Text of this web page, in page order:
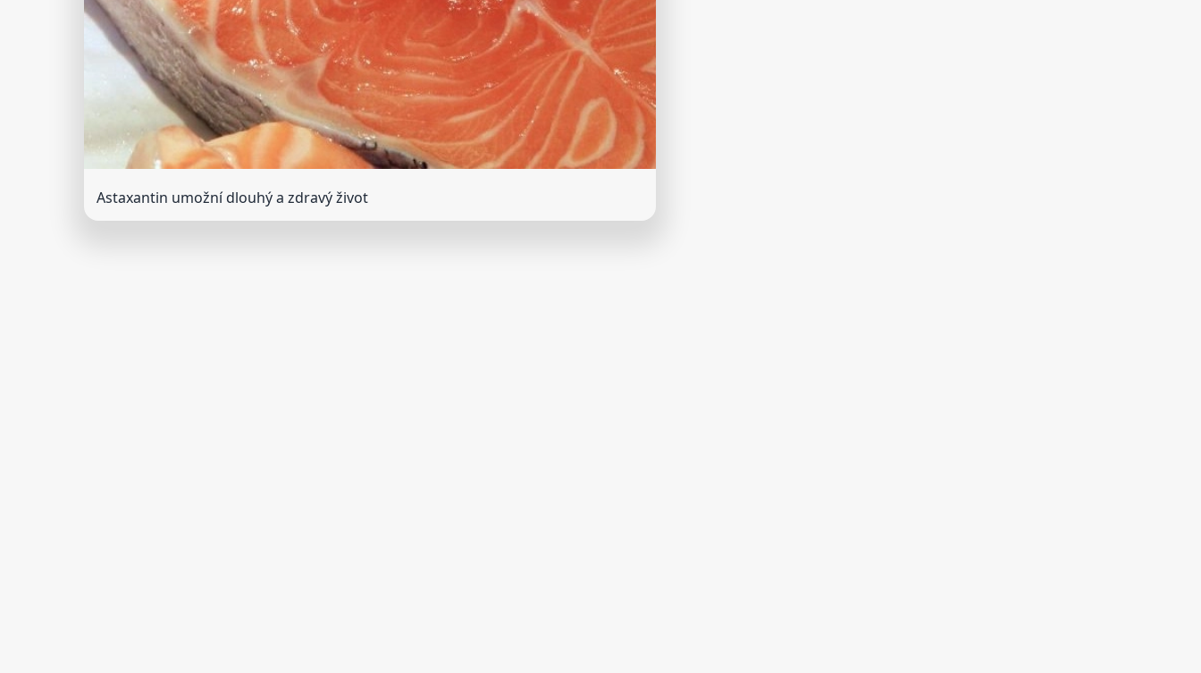
Astaxantin umožní dlouhý a zdravý život